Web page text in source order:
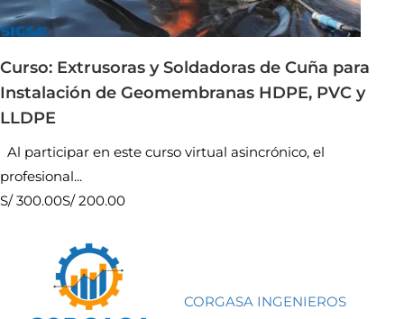
Curso: Extrusoras y Soldadoras de Cuña para
Instalación de Geomembranas HDPE, PVC y
LLDPE
Al participar en este curso virtual asincrónico, el
profesional...
S/ 300.00S/ 200.00
CORGASA INGENIEROS